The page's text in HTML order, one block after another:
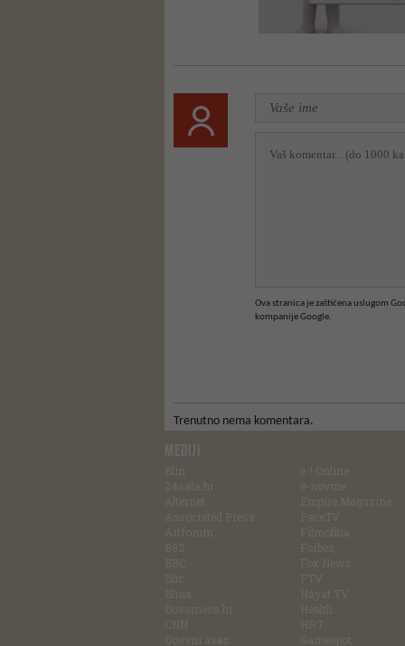
Ova stranica je zaštićena uslugom
kompanije Google.
Trenutno nema komentara.
MEDIJI
Blin
24sata.hr
Alternet
Associated Press
Artforum
B92
BBC
Blic
Blinx
Bussiness.hr
CNN
Dnevni avaz
e-! Online
e-novine
Empire Magazine
FaceTV
Filmofilia
Forbes
Fox News
FTV
Hayat TV
Health
HRT
Gamespot